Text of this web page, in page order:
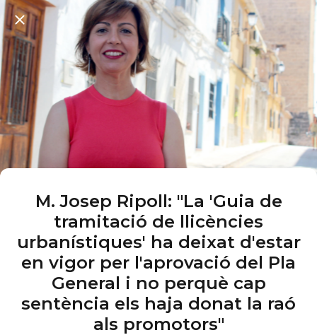
M. Josep Ripoll: "La 'Guia de
tramitació de llicències
urbanístiques' ha deixat d'estar
en vigor per l'aprovació del Pla
General i no perquè cap
sentència els haja donat la raó
als promotors"